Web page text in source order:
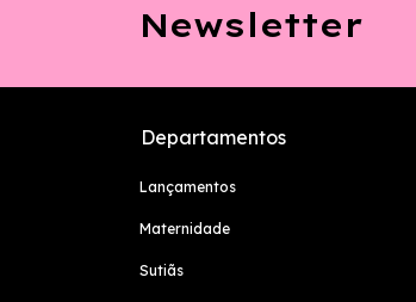
Newsletter
Departamentos
Lançamentos
Maternidade
Sutiãs